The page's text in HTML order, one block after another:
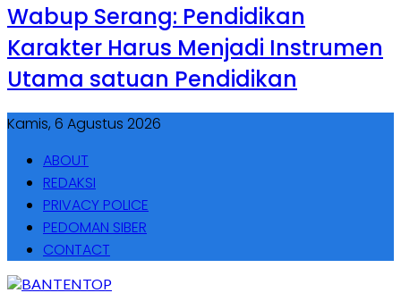
Wabup Serang: Pendidikan
Karakter Harus Menjadi Instrumen
Utama satuan Pendidikan
Kamis, 6 Agustus 2026
ABOUT
REDAKSI
PRIVACY POLICE
PEDOMAN SIBER
CONTACT